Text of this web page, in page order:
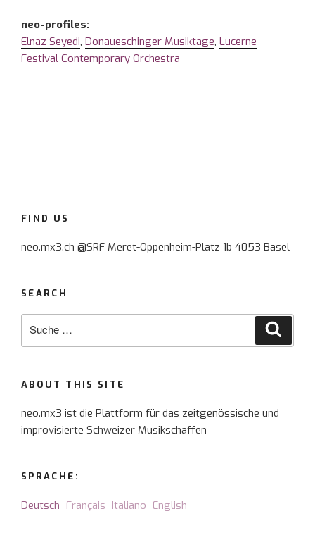
neo-profiles:
Elnaz Seyedi, Donaueschinger Musiktage, Lucerne
Festival Contemporary Orchestra
FIND US
neo.mx3.ch @SRF Meret-Oppenheim-Platz 1b 4053 Basel
SEARCH
ABOUT THIS SITE
neo.mx3 ist die Plattform für das zeitgenössische und
improvisierte Schweizer Musikschaffen
SPRACHE:
Deutsch Français Italiano English